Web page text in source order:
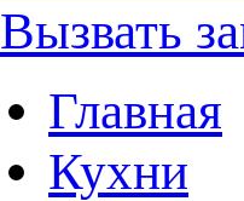
Вызвать
Главная
Кухни